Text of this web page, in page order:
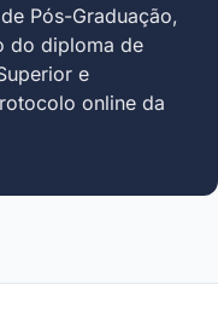
Pós-Graduação,
do diploma de
e
online da